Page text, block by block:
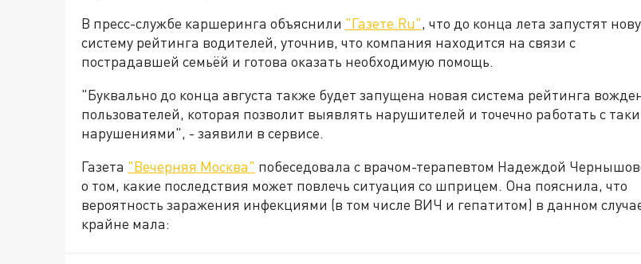
В пресс-службе каршеринга объяснили "Газете.Ru", что до конца лета запустят
систему рейтинга водителей, уточнив, что компания находится на связи с
пострадавшей семьёй и готова оказать необходимую помощь.
"Буквально до конца августа также будет запущена новая система рейтинга
пользователей, которая позволит выявлять нарушителей и точечно работать с
нарушениями", - заявили в сервисе.
Газета "Вечерняя Москва" побеседовала с врачом-терапевтом Надеждой
о том, какие последствия может повлечь ситуация со шприцем. Она пояснила, что
вероятность заражения инфекциями (в том числе ВИЧ и гепатитом) в данном
крайне мала: